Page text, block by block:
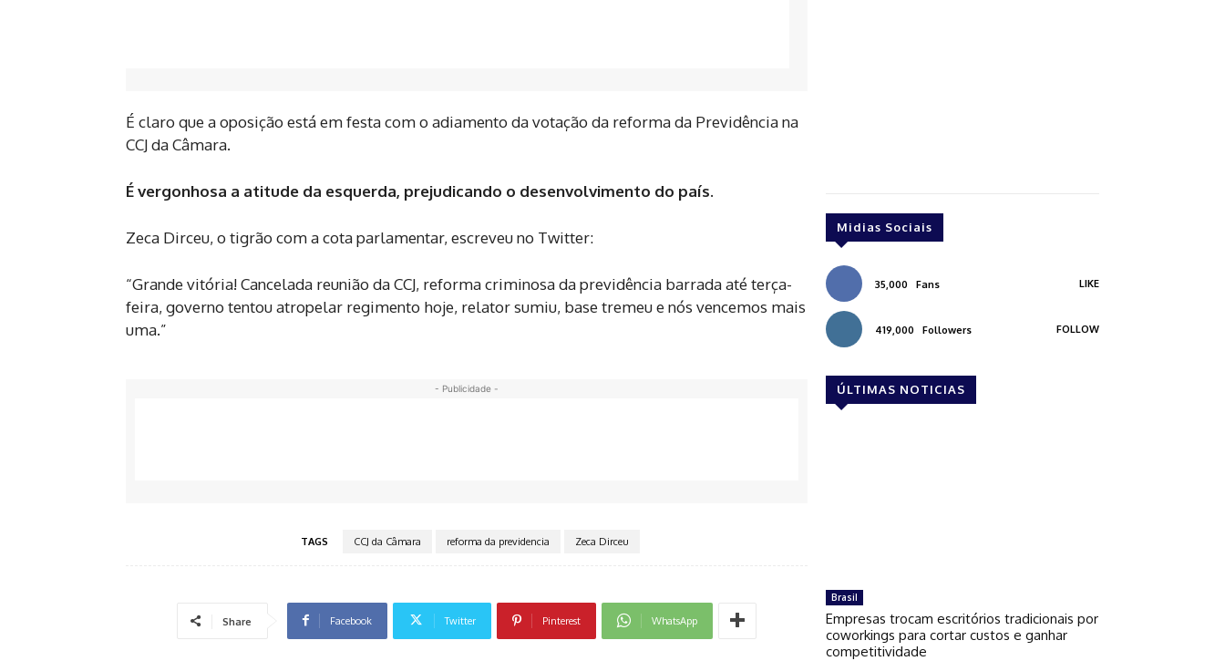
É claro que a oposição está em festa com o adiamento da votação da reforma da Previdência na
CCJ da Câmara.
É vergonhosa a atitude da esquerda, prejudicando o desenvolvimento do país.
Zeca Dirceu, o tigrão com a cota parlamentar, escreveu no Twitter:
“Grande vitória! Cancelada reunião da CCJ, reforma criminosa da previdência barrada até terça-
feira, governo tentou atropelar regimento hoje, relator sumiu, base tremeu e nós vencemos mais
uma.”
- Publicidade -
TAGS CCJ da Câmara reforma da previdencia Zeca Dirceu
Share Facebook Twitter Pinterest WhatsApp
Midias Sociais
35,000 Fans LIKE
419,000 Followers FOLLOW
ÚLTIMAS NOTICIAS
Brasil
Empresas trocam escritórios tradicionais por
coworkings para cortar custos e ganhar
competitividade